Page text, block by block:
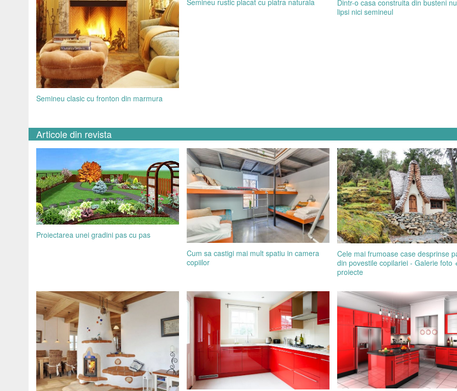
Semineu clasic cu fronton din marmura
Semineu rustic placat cu piatra naturala
Dintr-o casa construita din busteni
lipsi nici semineul
Articole din revista
Proiectarea unei gradini pas cu pas
Cum sa castigi mai mult spatiu in camera
copiilor
Cele mai frumoase case desprinse
din povestile copilariei - Galerie foto
proiecte